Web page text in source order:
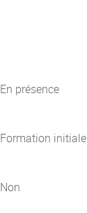
En présence
Formation initiale
Non